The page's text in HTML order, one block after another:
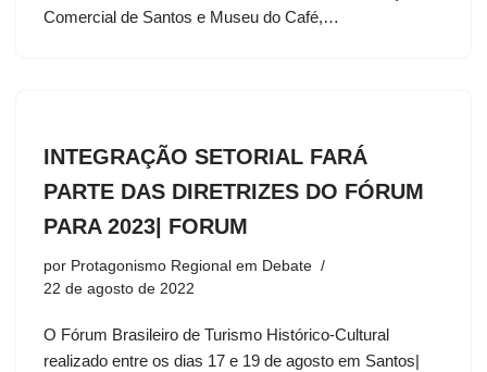
Comercial de Santos e Museu do Café,…
INTEGRAÇÃO SETORIAL FARÁ
PARTE DAS DIRETRIZES DO FÓRUM
PARA 2023| FORUM
por Protagonismo Regional em Debate
22 de agosto de 2022
O Fórum Brasileiro de Turismo Histórico-Cultural
realizado entre os dias 17 e 19 de agosto em Santos|